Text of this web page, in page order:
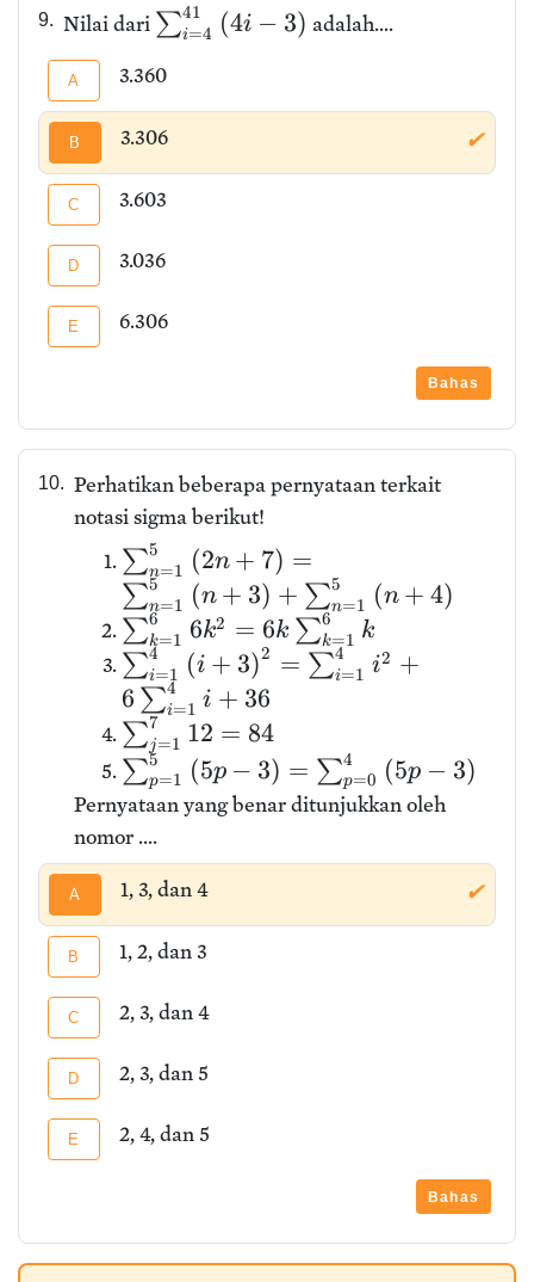
9. Nilai dari ∑i=4
41 (4i − 3) adalah....
A 3.360
B ✔
3.306
C 3.603
D 3.036
E 6.306
Bahas
10. Perhatikan beberapa pernyataan terkait
notasi sigma berikut!
∑n=1
5 (2n + 7) =
∑n=1
5 (n + 3) + ∑n=1
5 (n + 4)
∑k=1
6 6k2 = 6k ∑k=1
6 k
∑i=1
4 (i + 3)2 = ∑i=1
4 i2 +
6 ∑i=1
4 i + 36
∑j=1
7 12 = 84
∑p=1
5 (5p − 3) = ∑p=0
4 (5p − 3)
Pernyataan yang benar ditunjukkan oleh
nomor ....
A ✔
1, 3, dan 4
B 1, 2, dan 3
C 2, 3, dan 4
D 2, 3, dan 5
E 2, 4, dan 5
Bahas